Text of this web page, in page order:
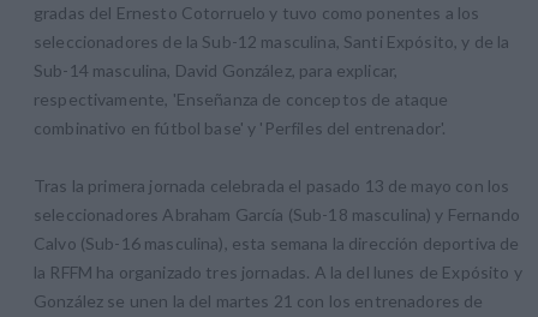
gradas del Ernesto Cotorruelo y tuvo como ponentes a los
seleccionadores de la Sub-12 masculina, Santi Expósito, y de la
Sub-14 masculina, David González, para explicar,
respectivamente, 'Enseñanza de conceptos de ataque
combinativo en fútbol base' y 'Perfiles del entrenador'.
Tras la primera jornada celebrada el pasado 13 de mayo con los
seleccionadores Abraham García (Sub-18 masculina) y Fernando
Calvo (Sub-16 masculina), esta semana la dirección deportiva de
la RFFM ha organizado tres jornadas. A la del lunes de Expósito y
González se unen la del martes 21 con los entrenadores de